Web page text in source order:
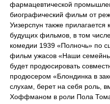
фармацевтической
биографический фильм от
Уизерспун также прилагается
будущих фильмов, в том
комедии 1939 «Полночь» по
фильм ужасов «Наши
будет продюсировать
продюсером «Блондинка в
слухам, берет на себя роль,
Хоффманом в роли Пола